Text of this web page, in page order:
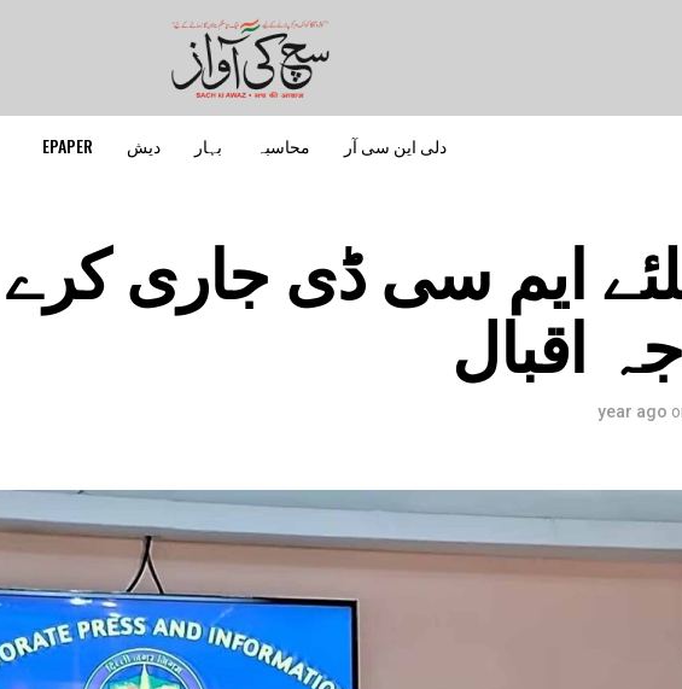
دلی این سی آر محاسبہ بہار دیش EPAPER
ایم سی ڈی جاری
اقبال